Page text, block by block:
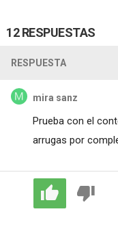
12 RESPUESTAS
RESPUESTA
mira sanz
Prueba con el
arrugas por